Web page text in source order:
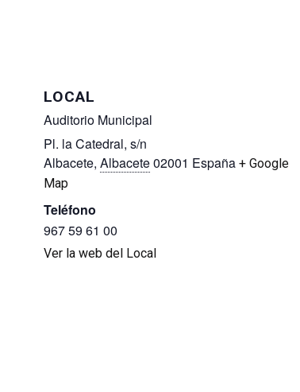
LOCAL
Auditorio Municipal
Pl. la Catedral, s/n
Albacete, Albacete02001 España + Google
Map
Teléfono
967 59 61 00
Ver la web del Local